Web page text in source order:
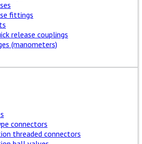
fittings
release couplings
(manometers)
connectors
threaded connectors